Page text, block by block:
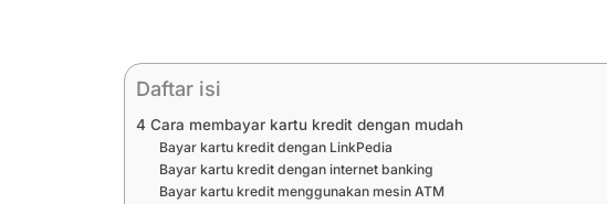
Daftar isi
4 Cara membayar kartu kredit dengan mudah
Bayar kartu kredit dengan LinkPedia
Bayar kartu kredit dengan internet banking
Bayar kartu kredit menggunakan mesin ATM